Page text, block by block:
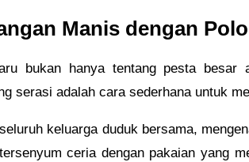
Manis dengan
bukan hanya tentang pesta
serasi adalah cara sederhana untuk
keluarga duduk bersama,
ceria dengan pakaian yang